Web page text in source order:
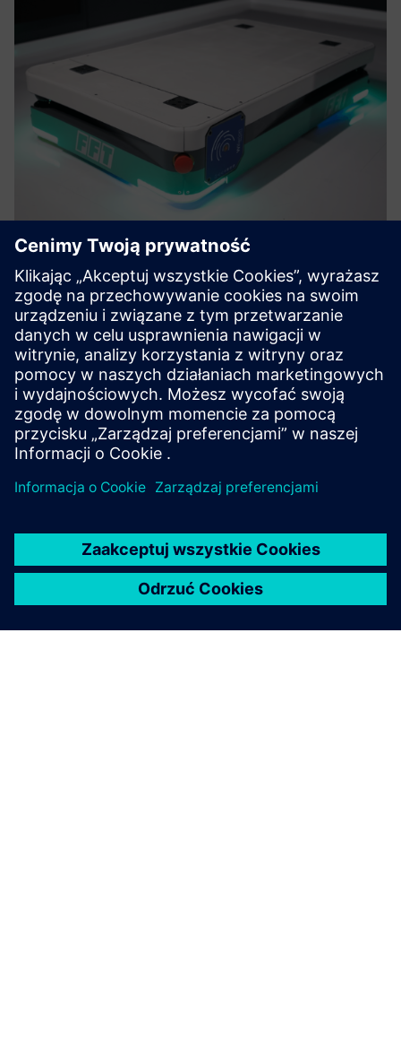
FFTigv MOVY 1t
The FFTigv MOVY 1t is an automated guided vehicle with
bidirectional movement, load capacity up to 1 ton and
standard components. This model can optionally be
equipped with a 3D camera or special structures.
Dowiedz się więcej